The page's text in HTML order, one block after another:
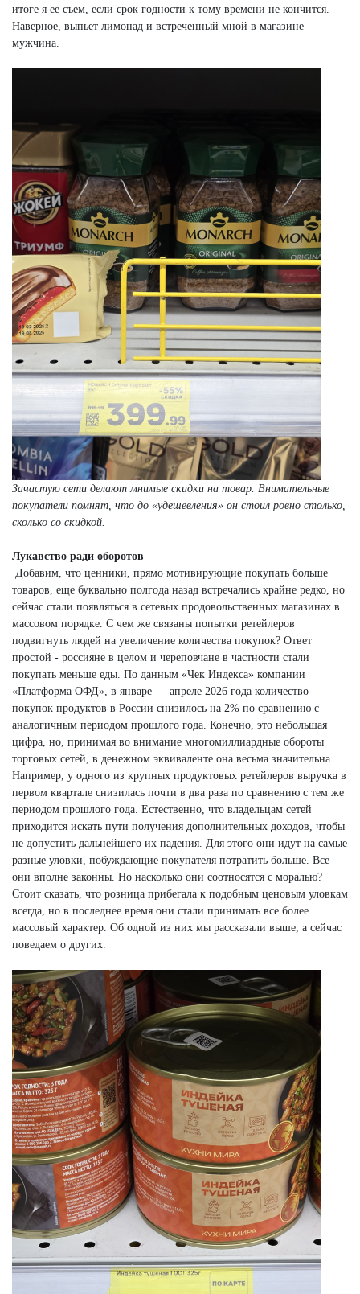
итоге я ее съем, если срок годности к тому времени не кончится.
Наверное, выпьет лимонад и встреченный мной в магазине
мужчина.
Зачастую сети делают мнимые скидки на товар. Внимательные
покупатели помнят, что до «удешевления» он стоил ровно столько,
сколько со скидкой.
Лукавство ради оборотов
Добавим, что ценники, прямо мотивирующие покупать больше
товаров, еще буквально полгода назад встречались крайне редко, но
сейчас стали появляться в сетевых продовольственных магазинах в
массовом порядке. С чем же связаны попытки ретейлеров
подвигнуть людей на увеличение количества покупок? Ответ
простой - россияне в целом и череповчане в частности стали
покупать меньше еды. По данным «Чек Индекса» компании
«Платформа ОФД», в январе — апреле 2026 года количество
покупок продуктов в России снизилось на 2% по сравнению с
аналогичным периодом прошлого года. Конечно, это небольшая
цифра, но, принимая во внимание многомиллиардные обороты
торговых сетей, в денежном эквиваленте она весьма значительна.
Например, у одного из крупных продуктовых ретейлеров выручка в
первом квартале снизилась почти в два раза по сравнению с тем же
периодом прошлого года. Естественно, что владельцам сетей
приходится искать пути получения дополнительных доходов, чтобы
не допустить дальнейшего их падения. Для этого они идут на самые
разные уловки, побуждающие покупателя потратить больше. Все
они вполне законны. Но насколько они соотносятся с моралью?
Стоит сказать, что розница прибегала к подобным ценовым уловкам
всегда, но в последнее время они стали принимать все более
массовый характер. Об одной из них мы рассказали выше, а сейчас
поведаем о других.